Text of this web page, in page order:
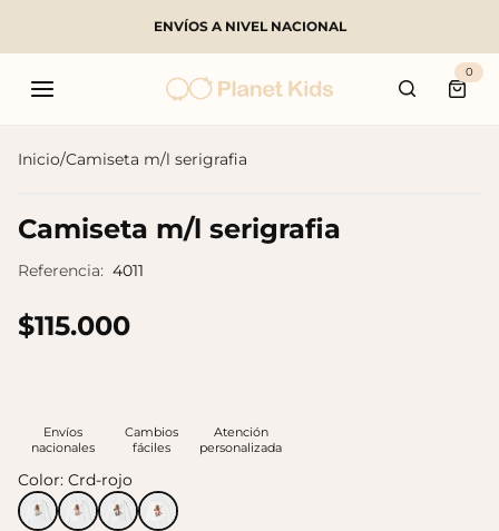
ENVÍOS A NIVEL NACIONAL
0
Inicio/Camiseta m/l serigrafia
Camiseta m/l serigrafia
Referencia: 4011
$115.000
Envíos
nacionales
Cambios
fáciles
Atención
personalizada
Color: Crd-rojo
Buscar
Productos populares